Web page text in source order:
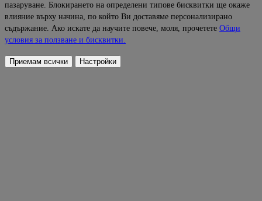
пазаруване. Блокирането на определени типове бисквитки ще окаже
влияние върху начина, по който Ви доставяме персонализирано
съдържание. Ако искате да научите повече, моля, прочетете Общи
условия за ползване и бисквитки.
Приемам всички Настройки